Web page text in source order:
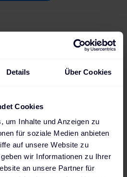
Details Über Cookies
Cookies
um Inhalte und Anzeigen zu
für soziale Medien anbieten
auf unsere Website zu
wir Informationen zu Ihrer
an unsere Partner für
du dein
Benz